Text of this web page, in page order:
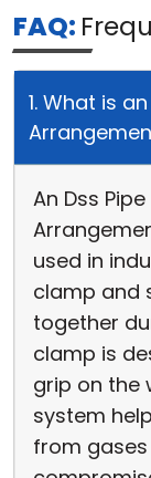
FAQ:
1. What is
An Dss
used in
clamp and
together
clamp is
grip on the
system
from